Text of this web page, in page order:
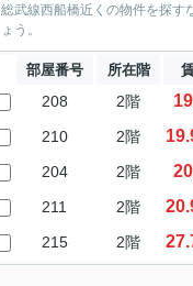
総武線西船橋近くの物件を探す
ょう。
部屋番号 所在階
208 2階 19
210 2階
204 2階 20
211 2階
215 2階